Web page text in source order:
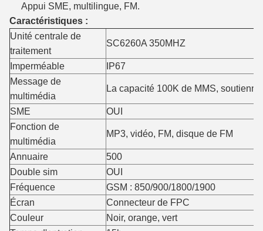
Appui SME, multilingue, FM.
Caractéristiques :
Unité centrale de
traitement
SC6260A 350MHZ
Imperméable
IP67
Message de
multimédia
La capacité 100K de MMS,
SME
OUI
Fonction de
multimédia
MP3, vidéo, FM, disque de FM
Annuaire
500
Double sim
OUI
Fréquence
GSM : 850/900/1800/1900
Écran
Connecteur de FPC
Couleur
Noir, orange, vert